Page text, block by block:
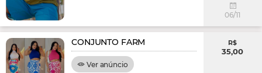
06/11
CONJUNTO FARM
Ver anúncio
R$
35,00